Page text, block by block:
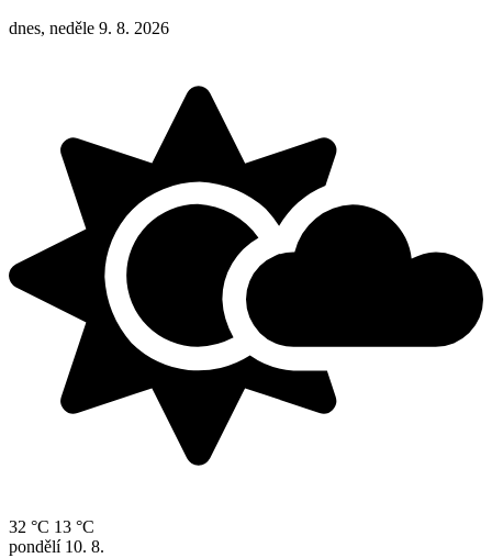
dnes, neděle 9. 8. 2026
32 °C 13 °C
pondělí 10. 8.